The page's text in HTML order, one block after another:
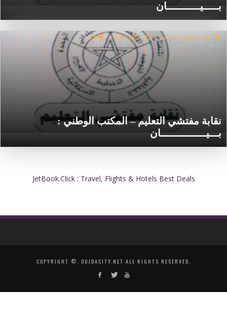
بـــــيـــــــــــان
نقابة مفتشي التعليم – المكتب الوطني :
بـــيـــــــــــــــان
نقابة مفتشي التعليم /
18/09/2007
/
10
JetBook.Click : Travel, Flights & Hotels Best Deals
COPYRIGHT ©, OUJDACITY.NET ALL RIGHTS RESERVED.